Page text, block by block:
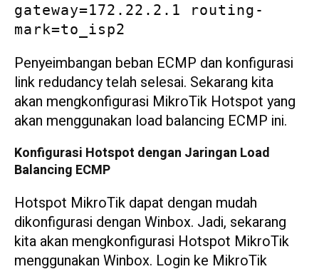
gateway=172.22.2.1 routing-
mark=to_isp2
Penyeimbangan beban ECMP dan konfigurasi
link redudancy telah selesai. Sekarang kita
akan mengkonfigurasi MikroTik Hotspot yang
akan menggunakan load balancing ECMP ini.
Konfigurasi Hotspot dengan Jaringan Load
Balancing ECMP
Hotspot MikroTik dapat dengan mudah
dikonfigurasi dengan Winbox. Jadi, sekarang
kita akan mengkonfigurasi Hotspot MikroTik
menggunakan Winbox. Login ke MikroTik